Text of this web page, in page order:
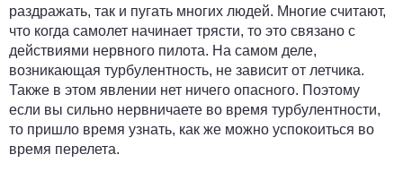
раздражать, так и пугать многих людей. Многие считают,
что когда самолет начинает трясти, то это связано с
действиями нервного пилота. На самом деле,
возникающая турбулентность, не зависит от летчика.
Также в этом явлении нет ничего опасного. Поэтому
если вы сильно нервничаете во время турбулентности,
то пришло время узнать, как же можно успокоиться во
время перелета.